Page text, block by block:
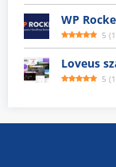
5 (1
Loveus
5 (1